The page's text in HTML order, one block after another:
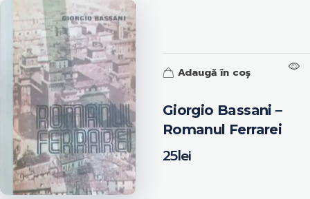
Giorgio Bassani –
Romanul Ferrarei
25lei
Adaugă în coș